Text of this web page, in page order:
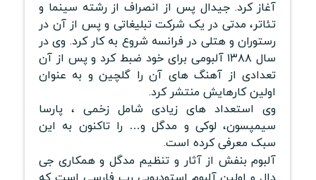
آغاز کرد. جیدال پس از انصراف از رشته سینما و
تئاتر، مدتی در یک شرکت تبلیغاتی و پس از آن در
رستوران و هتلی در فرانسه شروع به کار کرد. وی در
سال ۱۳۸۸ آلبومی برای خود ضبط کرد و پس از آن
تعدادی از آهنگ های آن را گلچین و به عنوان
اولین کارهایش منتشر کرد.
وی استعداد های زیادی شامل زخمی ، پارسا
سیمپسون، لوکی و مدگل و… را تاکنون به این
سبک معرفی کرده است.
آلبوم بنفش از آثار و تنظیم مدگل و همکاری جی